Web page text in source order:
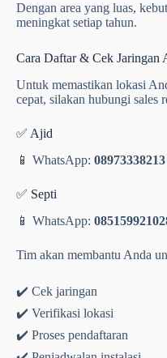
Dengan area yang luas,
meningkat setiap tahun.
Cara Daftar & Cek Jaringan
Untuk memastikan lokasi
cepat, silakan hubungi sales
✅ Ajid
📱 WhatsApp: 08973338213
✅ Septi
📱 WhatsApp:
Tim akan membantu Anda
✔️ Cek jaringan
✔️ Verifikasi lokasi
✔️ Proses pendaftaran